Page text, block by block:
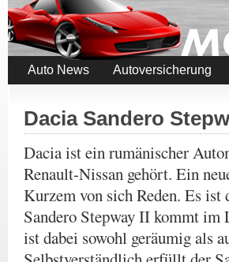
Auto News Autoversicherung
Dacia Sandero
Dacia ist ein rumänischer
Renault-Nissan gehört. Ein
Kurzem von sich Reden. Es
Sandero Stepway II kommt im
ist dabei sowohl geräumig als